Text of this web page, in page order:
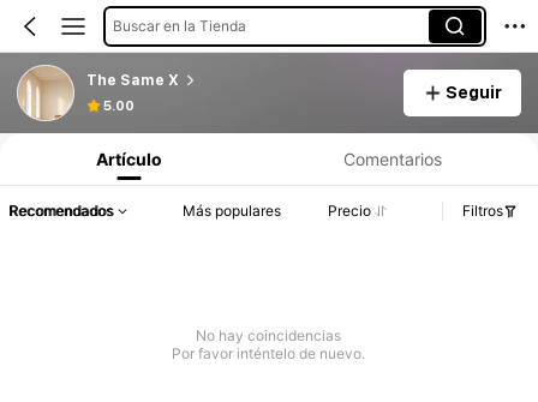
Buscar en la Tienda
The Same X
5.00
Seguir
Artículo Comentarios
Recomendados Más populares Precio Filtros
No hay coincidencias
Por favor inténtelo de nuevo.